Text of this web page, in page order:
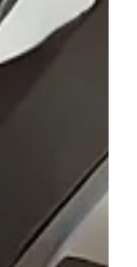
en acier à
Alpes, nous
ces deux matériaux